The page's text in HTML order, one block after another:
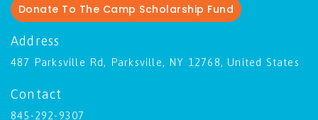
Donate To The Camp Scholarship Fund
Address
487 Parksville Rd, Parksville, NY 12768, United States
Contact
845-292-9307